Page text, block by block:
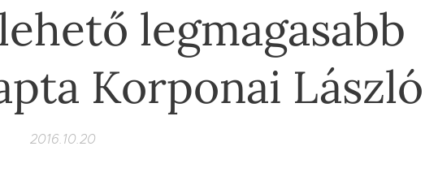
legmagasabb
Korponai László
2016.10.20